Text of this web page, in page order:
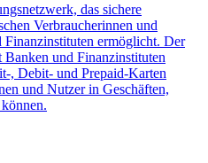
das sichere
Verbraucherinnen und
Finanzinstituten ermöglicht. Der
Banken und Finanzinstituten
, Debit- und Prepaid-Karten
und Nutzer in Geschäften,